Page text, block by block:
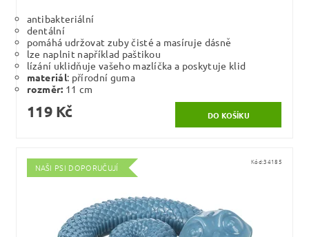
antibakteriální
dentální
pomáhá udržovat zuby čisté a masíruje dásně
lze naplnit například paštikou
lízání uklidňuje vašeho mazlíčka a poskytuje klid
materiál: přírodní guma
rozměr: 11 cm
119 Kč
NAŠI PSI DOPORUČUJÍ
Kód:34185